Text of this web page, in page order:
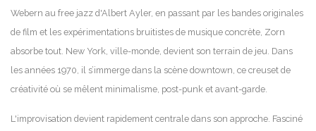
Webern au free jazz d'Albert Ayler, en passant par les bandes originales
de film et les expérimentations bruitistes de musique concrète, Zorn
absorbe tout. New York, ville-monde, devient son terrain de jeu. Dans
les années 1970, il s’immerge dans la scène downtown, ce creuset de
créativité où se mêlent minimalisme, post-punk et avant-garde.
L'improvisation devient rapidement centrale dans son approche. Fasciné